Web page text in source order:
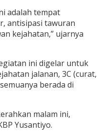
adalah tempat
antisipasi tawuran
kejahatan,” ujarnya
ini digelar untuk
jalanan, 3C (curat,
berada di
malam ini,
Yusantiyo.